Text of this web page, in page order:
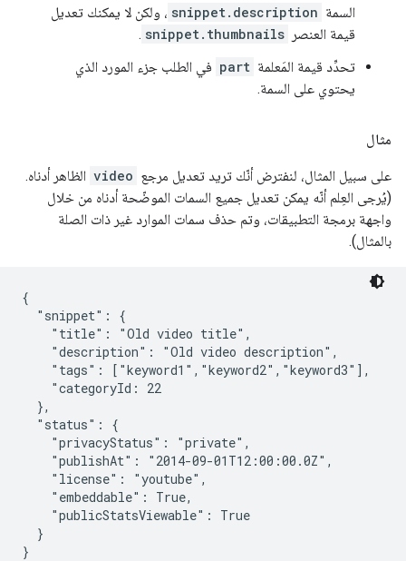
السمة snippet.description ، ولكن لا يمكنك تعديل
قيمة العنصر snippet.thumbnails
.
تحدِّد قيمة المَعلمة part في الطلب جزء المورد الذي
يحتوي على السمة.
مثال
على سبيل المثال، لنفترض أنّك تريد تعديل مرجع video الظاهر أدناه.
(يُرجى العِلم أنّه يمكن تعديل جميع السمات الموضّحة أدناه من خلال
واجهة برمجة التطبيقات، وتم حذف سمات الموارد غير ذات الصلة
بالمثال).
{
  "snippet": {
    "title": "Old video title",
    "description": "Old video description",
    "tags": ["keyword1","keyword2","keyword3"],
    "categoryId: 22
  },
  "status": {
    "privacyStatus": "private",
    "publishAt": "2014-09-01T12:00:00.0Z",
    "license": "youtube",
    "embeddable": True,
    "publicStatsViewable": True
  }
}